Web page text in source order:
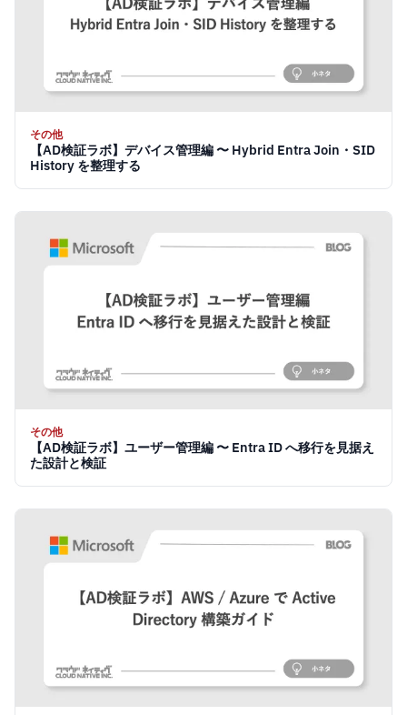
その他
【AD検証ラボ】デバイス管理編 〜 Hybrid Entra Join・SID
History を整理する
その他
【AD検証ラボ】ユーザー管理編 〜 Entra ID へ移行を見据え
た設計と検証